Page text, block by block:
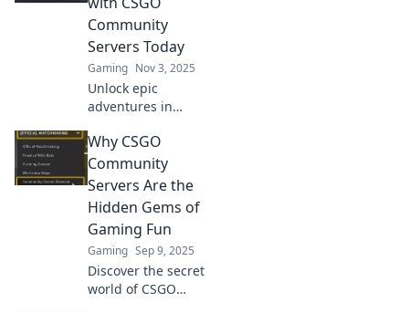
Community
Servers Today
Gaming Nov 3, 2025
Unlock epic
adventures in
community servers
now and elevate
your gaming
experience. Dive in
and unleash your
inner gamer
today!
Why CSGO
Community
Servers Are the
Hidden Gems of
Gaming Fun
Gaming Sep 9, 2025
Discover the secret
world of CSGO